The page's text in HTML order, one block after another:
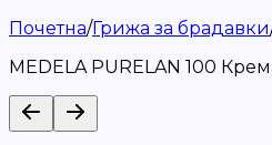
Почетна/Грижа за брадавки
MEDELA PURELAN 100